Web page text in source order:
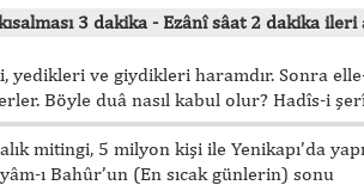
3 dakika - Ezânî sâat 2 dakika ileri
yedikleri ve giydikleri haramdır. Sonra
Böyle duâ nasıl kabul olur? Hadîs-i
mitingi, 5 milyon kişi ile Yenikapı’da
ı Bahûr’un (En sıcak günlerin) sonu